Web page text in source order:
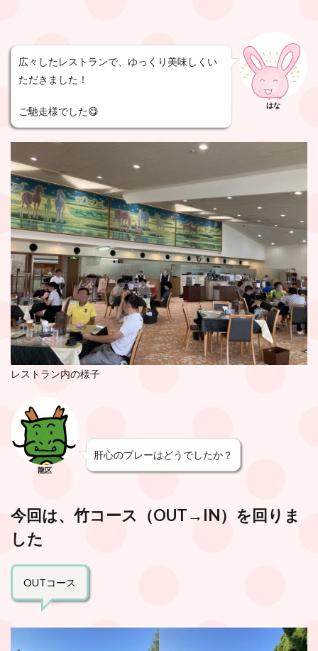
広々したレストランで、ゆっくり美味しくい
ただきました！
ご馳走様でした😋 はな
レストラン内の様子
龍区
肝心のプレーはどうでしたか？
今回は、竹コース（OUT→IN）を回りま
した
OUTコース